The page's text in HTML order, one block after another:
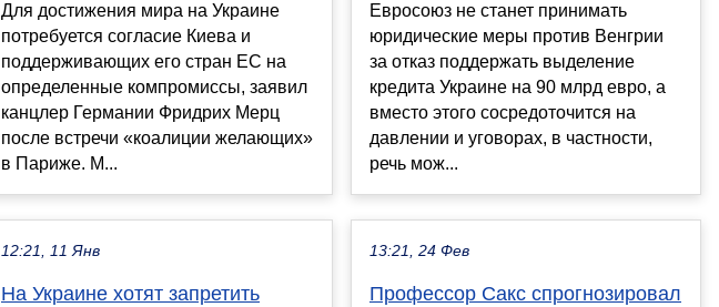
Для достижения мира на Украине
потребуется согласие Киева и
поддерживающих его стран ЕС на
определенные компромиссы, заявил
канцлер Германии Фридрих Мерц
после встречи «коалиции желающих»
в Париже. М...
12:21, 11 Янв
На Украине хотят запретить
Евросоюз не станет принимать
юридические меры против Венгрии
за отказ поддержать выделение
кредита Украине на 90 млрд евро, а
вместо этого сосредоточится на
давлении и уговорах, в частности,
речь мож...
13:21, 24 Фев
Профессор Сакс спрогнозировал